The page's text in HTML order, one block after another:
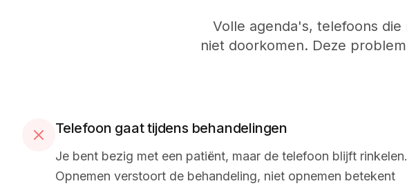
Volle agenda's, telefoons
niet doorkomen. Deze
Telefoon gaat tijdens behandelingen
Je bent bezig met een patiënt, maar de telefoon blijft rinkelen.
Opnemen verstoort de behandeling, niet opnemen betekent